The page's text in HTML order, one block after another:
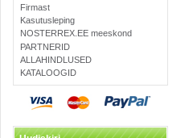
Firmast
Kasutusleping
NOSTERREX.EE meeskond
PARTNERID
ALLAHINDLUSED
KATALOOGID